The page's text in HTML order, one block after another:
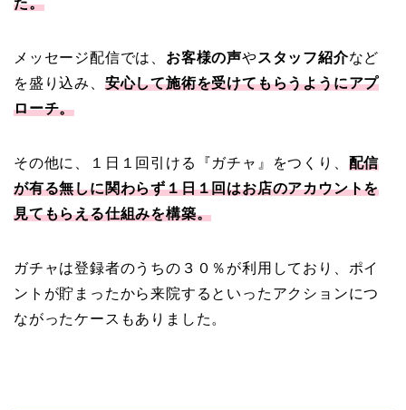
た。
メッセージ配信では、 お客様の声やスタッフ紹介など
を盛り込み、 安心して施術を受けてもらうようにアプ
ローチ。
その他に、１日１回引ける『ガチャ』をつくり、 配信
が有る無しに関わらず１日１回はお店のアカウントを
見てもらえる仕組みを構築。
ガチャは登録者のうちの３０％が利用しており、ポイ
ントが貯まったから来院するといったアクションにつ
ながったケースもありました。